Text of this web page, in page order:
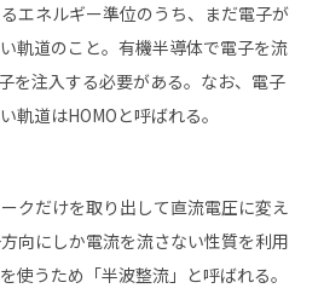
エネルギー準位のうち、まだ電子が
軌道のこと。有機半導体で電子を流
を注入する必要がある。なお、電子
軌道はHOMO と呼ばれる。
クだけを取り出して直流電圧に変え
向にしか電流を流さない性質を利用
使うため「半波整流」と呼ばれる。